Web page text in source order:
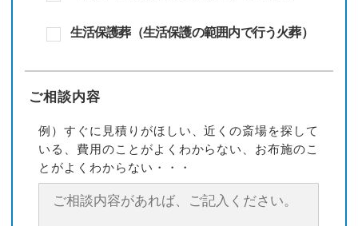
生活保護葬（生活保護の範囲内で行う火葬）
ご相談内容
例）すぐに見積りがほしい、近くの斎場を探して
いる、費用のことがよくわからない、お布施のこ
とがよくわからない・・・